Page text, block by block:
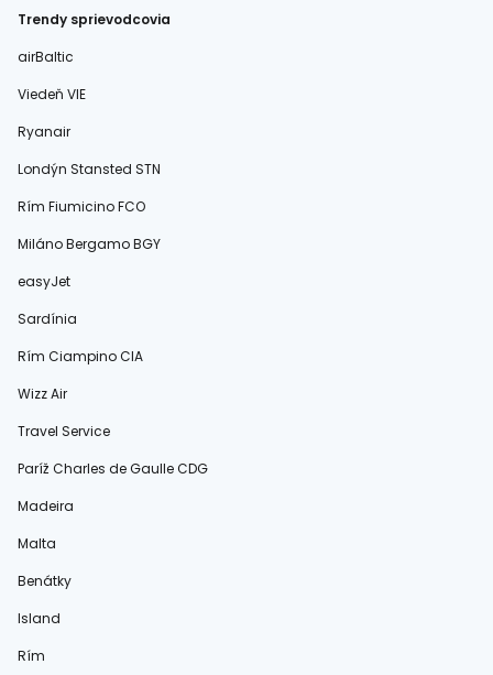
Trendy sprievodcovia
airBaltic
Viedeň VIE
Ryanair
Londýn Stansted STN
Rím Fiumicino FCO
Miláno Bergamo BGY
easyJet
Sardínia
Rím Ciampino CIA
Wizz Air
Travel Service
Paríž Charles de Gaulle CDG
Madeira
Malta
Benátky
Island
Rím